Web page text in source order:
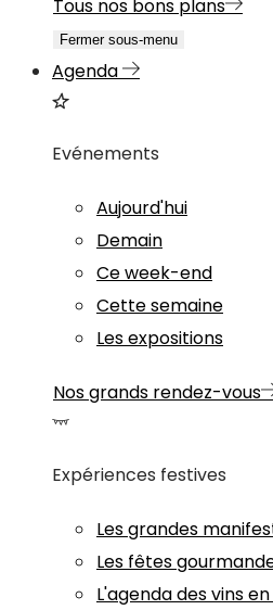
Tous nos bons plans
Fermer sous-menu
Agenda
Evénements
Aujourd'hui
Demain
Ce week-end
Cette semaine
Les expositions
Nos grands rendez-vous
Expériences festives
Les grandes
Les fêtes
L'agenda des vins